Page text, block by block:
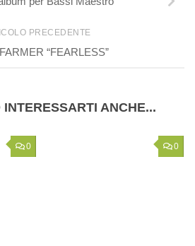
PRECEDENTE
“FEARLESS”
ANCHE...
0 0